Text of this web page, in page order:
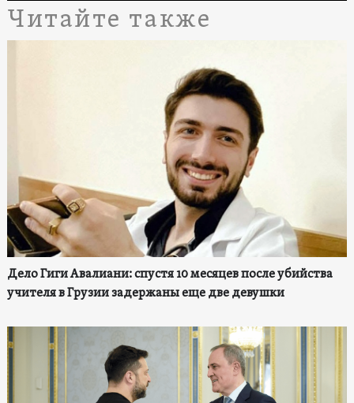
Читайте также
Дело Гиги Авалиани: спустя 10 месяцев после убийства
учителя в Грузии задержаны еще две девушки